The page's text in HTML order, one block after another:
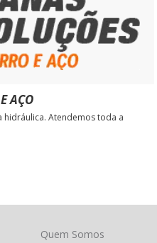
AÇO
hidráulica. Atendemos toda a
Quem Somos